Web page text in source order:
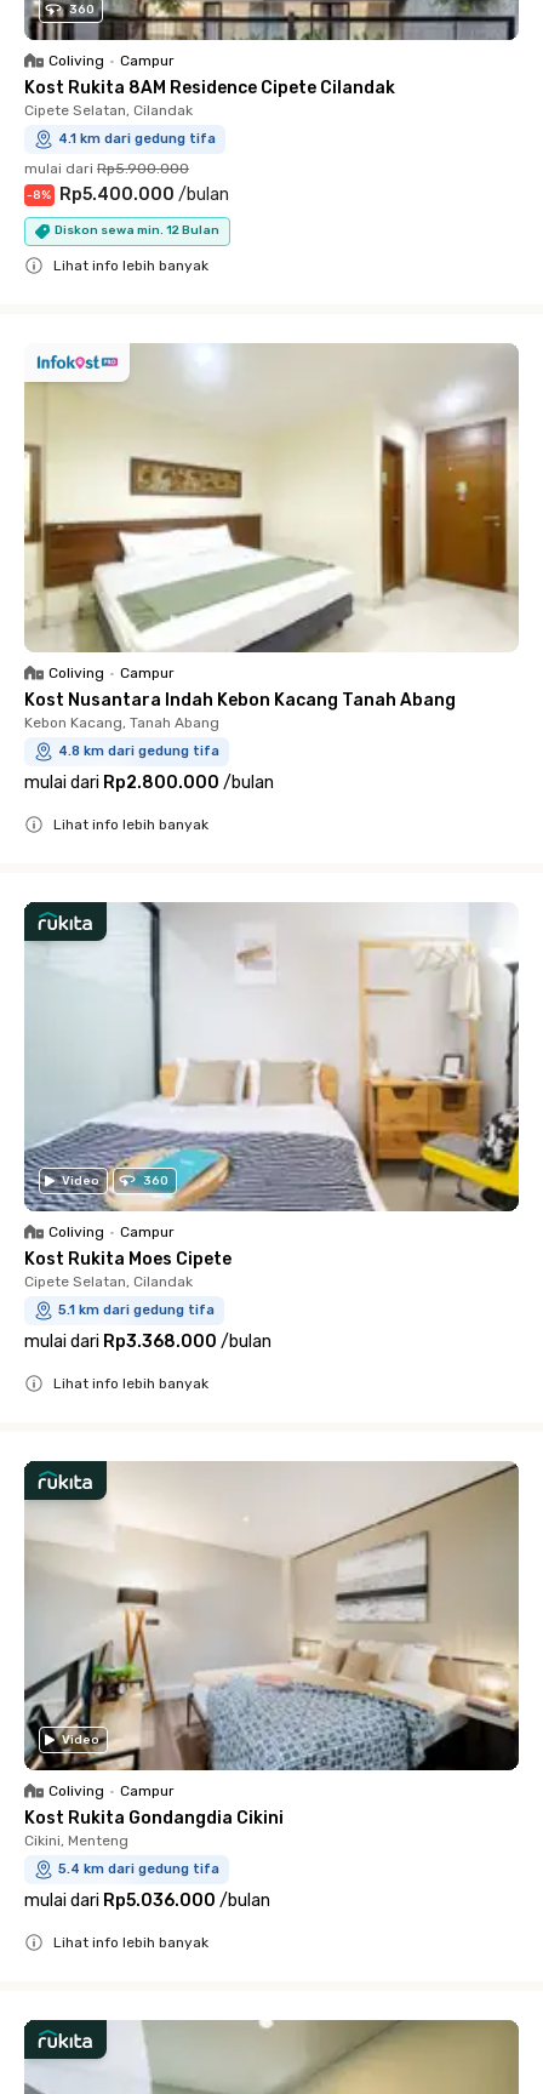
360
Coliving • Campur
Kost Rukita 8AM Residence Cipete Cilandak
Cipete Selatan, Cilandak
4.1 km dari gedung tifa
mulai dari Rp5.900.000
-8% Rp5.400.000 /bulan
Diskon sewa min. 12 Bulan
Lihat info lebih banyak
Coliving • Campur
Kost Nusantara Indah Kebon Kacang Tanah Abang
Kebon Kacang, Tanah Abang
4.8 km dari gedung tifa
mulai dari Rp2.800.000 /bulan
Lihat info lebih banyak
Video 360
Coliving • Campur
Kost Rukita Moes Cipete
Cipete Selatan, Cilandak
5.1 km dari gedung tifa
mulai dari Rp3.368.000 /bulan
Lihat info lebih banyak
Video
Coliving • Campur
Kost Rukita Gondangdia Cikini
Cikini, Menteng
5.4 km dari gedung tifa
mulai dari Rp5.036.000 /bulan
Lihat info lebih banyak